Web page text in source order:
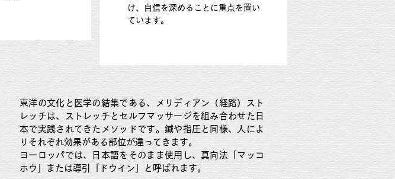
け、自信を深めることに重点を置い
ています。
東洋の文化と医学の結集である、メリディアン（経路）スト
レッチは、ストレッチとセルフマッサージを組み合わせた日
本で実践されてきたメソッドです。鍼や指圧と同様、人によ
りそれぞれ効果がある部位が違ってきます。
ヨーロッパでは、日本語をそのまま使用し、真向法「マッコ
ホウ」または導引「ドウイン」と呼ばれます。